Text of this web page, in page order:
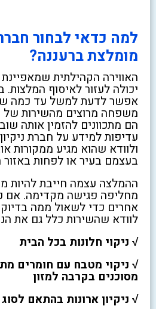
למה כדאי לבחור
מומלצת ברעננה?
האווירה הקהילתית
יכולה לעזור לאיסוף
אפשר לדעת למשל עד כמה
משפחה מרוצים מהשירות של
הם מתכוונים להזמין אותה
עדיפות למידע על חברת
ולוודא שהוא מגיע ממקורות
בעצמם בעיר או לפחות באזור
ההמלצה עצמה חייבת להיות
מחליפה פגישה מקדימה. אם
אחרים כדי לשאול ממה בדיוק
לוודא שהשירות כלל גם את
√ ניקוי חלונות בכל הבית
√ ניקוי מטבח עם חומרים
מסוכנים בקרבה למזון
√ ניקיון ארונות בהתאם